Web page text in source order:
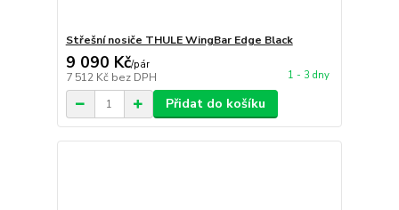
Střešní nosiče THULE WingBar Edge Black
9 090 Kč/pár
7 512 Kč bez DPH 1 - 3 dny
Přidat do košíku